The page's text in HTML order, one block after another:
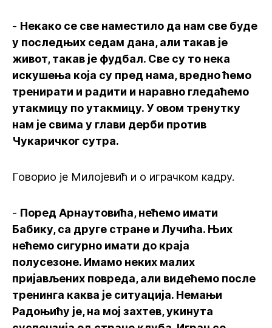
- Некако се све наместило да нам све буде
у последњих седам дана, али такав је
живот, такав је фудбал. Све су то нека
искушења која су пред нама, вредно ћемо
тренирати и радити и наравно гледаћемо
утакмицу по утакмицу. У овом тренутку
нам је свима у глави дерби против
Чукаричког сутра.
Говорио је Милојевић и о играчком кадру.
- Поред Арнаутовића, нећемо имати
Бабику, са друге стране и Лучића. Њих
нећемо сигурно имати до краја
полусезоне. Имамо неких малих
пријављених повреда, али видећемо после
тренинга каква је ситуација. Немањи
Радоњићу је, на мој захтев, укинута